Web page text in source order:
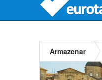
Armazenar